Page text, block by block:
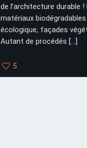
de l’architecture durable
matériaux
écologique, façades
Autant de procédés […]
5